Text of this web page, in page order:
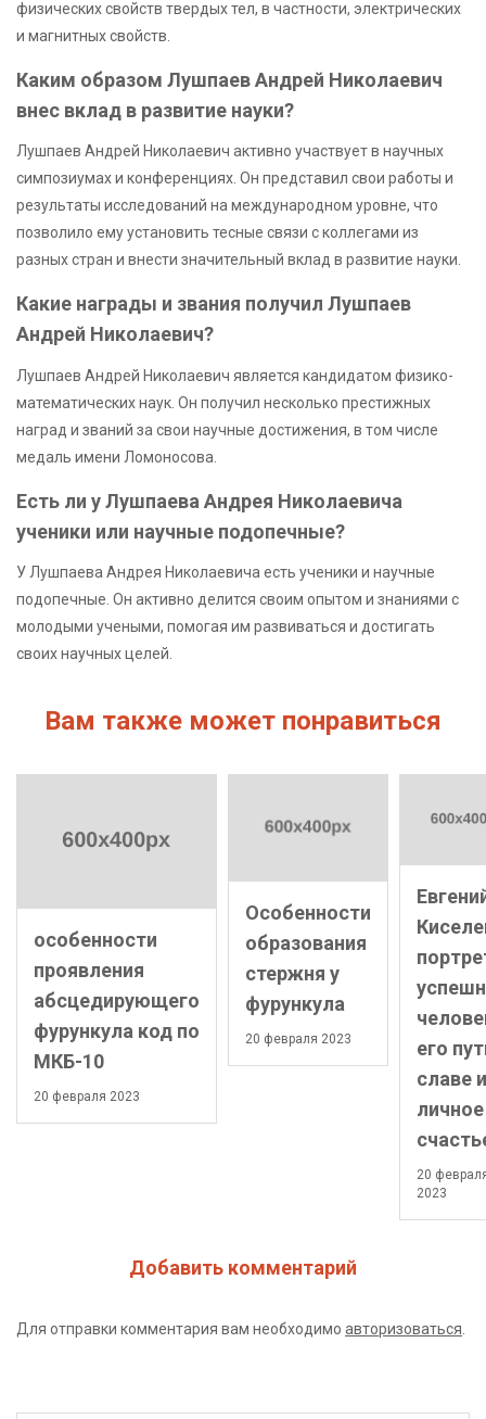
физических свойств твердых тел, в частности, электрических
и магнитных свойств.
Каким образом Лушпаев Андрей Николаевич
внес вклад в развитие науки?
Лушпаев Андрей Николаевич активно участвует в научных
симпозиумах и конференциях. Он представил свои работы и
результаты исследований на международном уровне, что
позволило ему установить тесные связи с коллегами из
разных стран и внести значительный вклад в развитие науки.
Какие награды и звания получил Лушпаев
Андрей Николаевич?
Лушпаев Андрей Николаевич является кандидатом физико-
математических наук. Он получил несколько престижных
наград и званий за свои научные достижения, в том числе
медаль имени Ломоносова.
Есть ли у Лушпаева Андрея Николаевича
ученики или научные подопечные?
У Лушпаева Андрея Николаевича есть ученики и научные
подопечные. Он активно делится своим опытом и знаниями с
молодыми учеными, помогая им развиваться и достигать
своих научных целей.
Вам также может понравиться
особенности
проявления
абсцедирующего
фурункула код по
МКБ-10
20 февраля 2023
Особенности
образования
стержня у
фурункула
20 февраля 2023
его
славе и
личное
20
2023
Добавить комментарий
Для отправки комментария вам необходимо авторизоваться.